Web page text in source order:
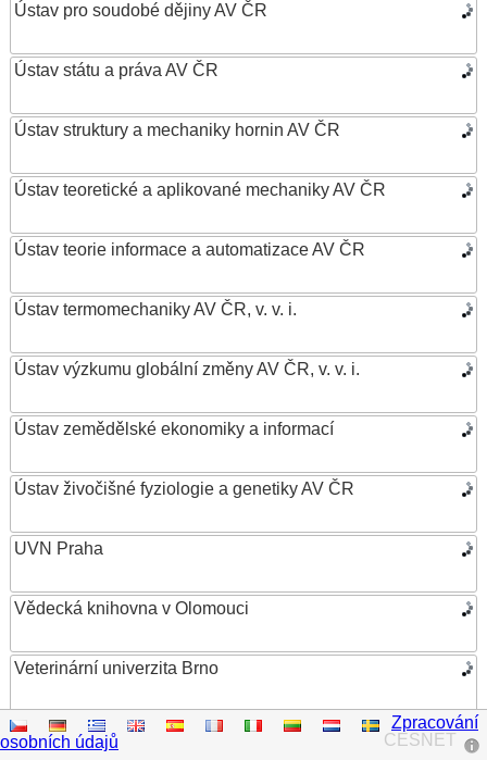
Ústav pro soudobé dějiny AV ČR
Ústav státu a práva AV ČR
Ústav struktury a mechaniky hornin AV ČR
Ústav teoretické a aplikované mechaniky AV ČR
Ústav teorie informace a automatizace AV ČR
Ústav termomechaniky AV ČR, v. v. i.
Ústav výzkumu globální změny AV ČR, v. v. i.
Ústav zemědělské ekonomiky a informací
Ústav živočišné fyziologie a genetiky AV ČR
UVN Praha
Vědecká knihovna v Olomouci
Veterinární univerzita Brno
VŠB – Technická univerzita Ostrava
CESNET
Zpracování
osobních údajů